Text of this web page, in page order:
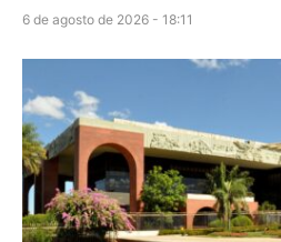
6 de agosto de 2026 - 18:11